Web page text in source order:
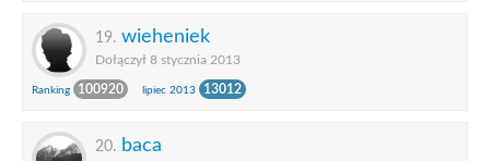
19. wieheniek
Dołączył 8 stycznia 2013
Ranking 100920 lipiec 2013 13012
20. baca